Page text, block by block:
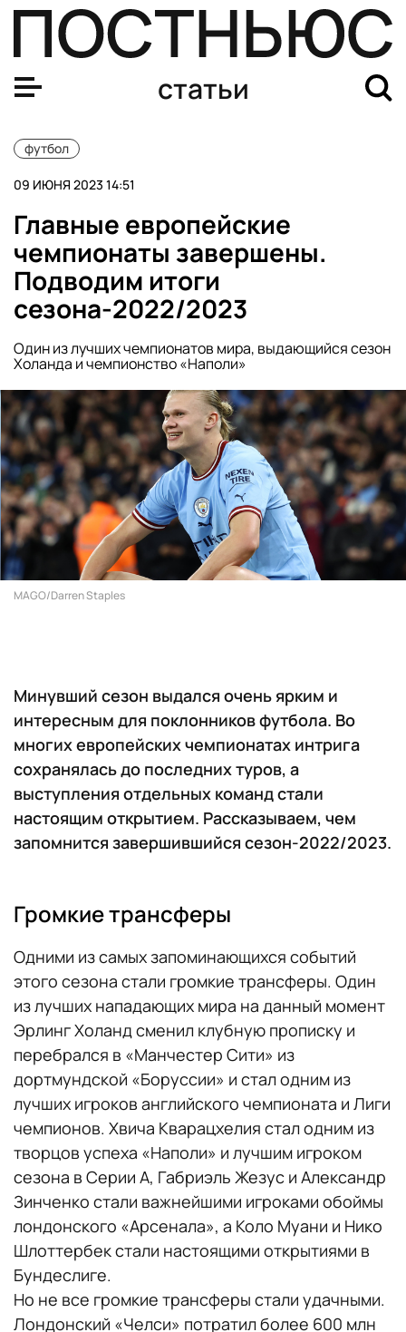
статьи
футбол
09 ИЮНЯ 2023 14:51
Главные европейские
чемпионаты завершены.
Подводим итоги
сезона-2022/2023
Один из лучших чемпионатов мира, выдающийся сезон
Холанда и чемпионство «Наполи»
MAGO/Darren Staples
Минувший сезон выдался очень ярким и
интересным для поклонников футбола. Во
многих европейских чемпионатах интрига
сохранялась до последних туров, а
выступления отдельных команд стали
настоящим открытием. Рассказываем, чем
запомнится завершившийся сезон-2022/2023.
Громкие трансферы
Одними из самых запоминающихся событий
этого сезона стали громкие трансферы. Один
из лучших нападающих мира на данный момент
Эрлинг Холанд сменил клубную прописку и
перебрался в «Манчестер Сити» из
дортмундской «Боруссии» и стал одним из
лучших игроков английского чемпионата и Лиги
чемпионов. Хвича Кварацхелия стал одним из
творцов успеха «Наполи» и лучшим игроком
сезона в Серии А, Габриэль Жезус и Александр
Зинченко стали важнейшими игроками обоймы
лондонского «Арсенала», а Коло Муани и Нико
Шлоттербек стали настоящими открытиями в
Бундеслиге.
Но не все громкие трансферы стали удачными.
Лондонский «Челси» потратил более 600 млн
Лионель Месси перешел в клуб Дэвида Бекхэма.